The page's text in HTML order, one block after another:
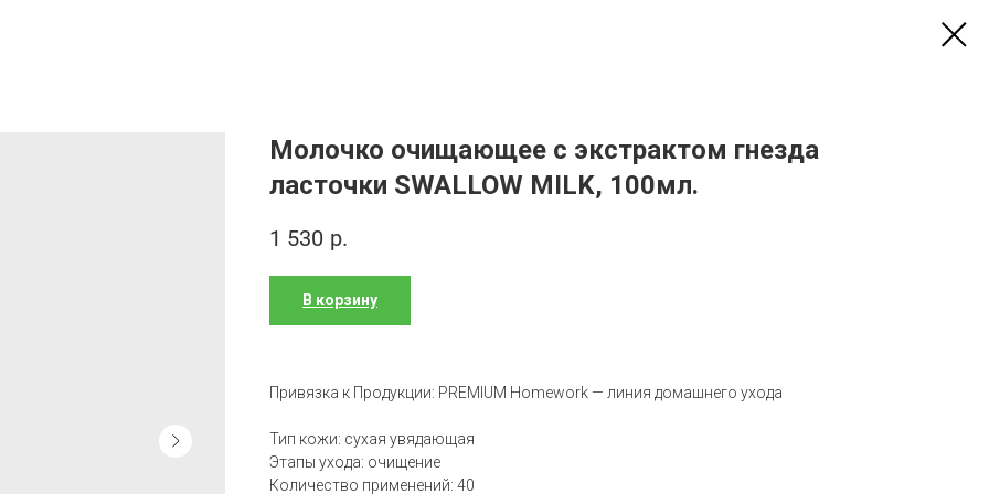
Молочко очищающее с экстрактом гнезда
ласточки SWALLOW MILK, 100мл.
1 530 р.
В корзину
Привязка к Продукции: PREMIUM Homework — линия домашнего ухода
Тип кожи: сухая увядающая
Этапы ухода: очищение
Количество применений: 40